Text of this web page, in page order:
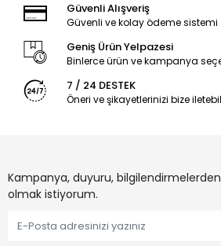
Güvenli Alışveriş
Güvenli ve kolay ödeme sistemi
Geniş Ürün Yelpazesi
Binlerce ürün ve kampanya
7 / 24 DESTEK
Öneri ve şikayetlerinizi bize
Kampanya, duyuru,
olmak istiyorum.